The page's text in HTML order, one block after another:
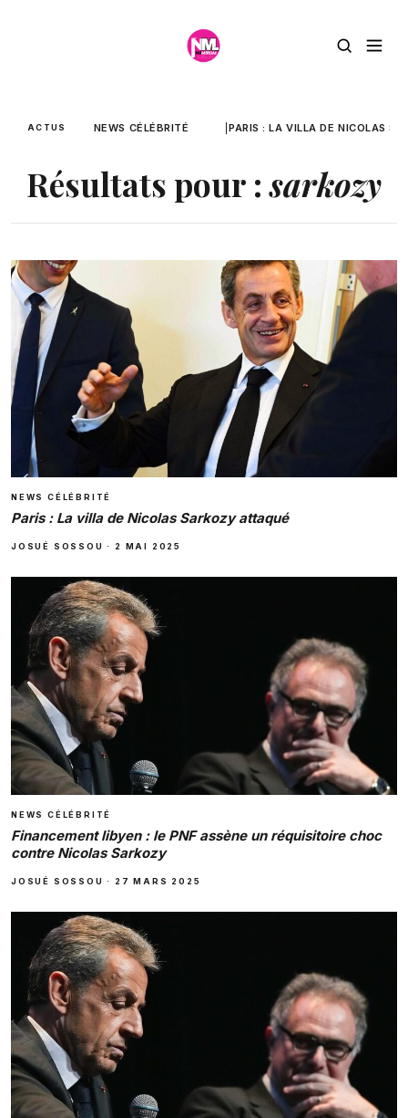
ACTUS NEWS CÉLÉBRITÉ PARIS : LA VILLA DE NICOLAS
Résultats pour :sarkozy
NEWS CÉLÉBRITÉ
Paris : La villa de Nicolas Sarkozy attaqué
JOSUÉ SOSSOU · 2 MAI 2025
NEWS CÉLÉBRITÉ
Financement libyen : le PNF assène un réquisitoire choc
contre Nicolas Sarkozy
JOSUÉ SOSSOU · 27 MARS 2025